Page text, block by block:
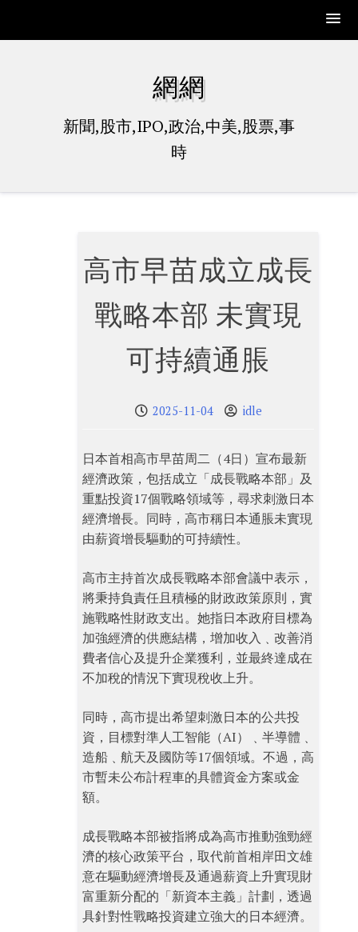
網網
新聞,股市,IPO,政治,中美,股票,事
時
高市早苗成立成長
戰略本部 未實現
可持續通脹
2025-11-04 idle
日本首相高市早苗周二（4日）宣布最新
經濟政策，包括成立「成長戰略本部」及
重點投資17個戰略領域等，尋求刺激日本
經濟增長。同時，高市稱日本通脹未實現
由薪資增長驅動的可持續性。
高市主持首次成長戰略本部會議中表示，
將秉持負責任且積極的財政政策原則，實
施戰略性財政支出。她指日本政府目標為
加強經濟的供應結構，增加收入﹑改善消
費者信心及提升企業獲利，並最終達成在
不加稅的情況下實現稅收上升。
同時，高市提出希望刺激日本的公共投
資，目標對準人工智能（AI）﹑半導體﹑
造船﹑航天及國防等17個領域。不過，高
市暫未公布計程車的具體資金方案或金
額。
成長戰略本部被指將成為高市推動強勁經
濟的核心政策平台，取代前首相岸田文雄
意在驅動經濟增長及通過薪資上升實現財
富重新分配的「新資本主義」計劃，透過
具針對性戰略投資建立強大的日本經濟。